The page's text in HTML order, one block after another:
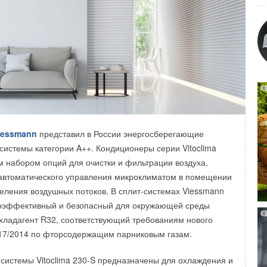
представил в России энергосберегающие
категории A++. Кондиционеры серии Vitoclima
набором опций для очистки и фильтрации воздуха,
управления микроклиматом в помещении
воздушных потоков. В сплит-системах Viessmann
и безопасный для окружающей среды
R32, соответствующий требованиям нового
2014 по фторсодержащим парниковым газам.
Vitoclima 230-S предназначены для охлаждения и
IT-инфраструктуры Технопарка «
Русклимат
новое оборудование серверных помещений, которое
в автоматизации производства, гарантирует скорость и
всех резидентов.
Ежегодно на его территории запускаются
отрасли. Эффективность реализации задач по
нуждается в IT-сопровождении и полной
производства. При высоких темпах роста, особую
отказоустойчивость оборудования, контроль за его
доступность инфраструктуры систем обеспечения
модель мобильного кондиционераHISENSEсо
Wi-Fi и пультом дистанционного управления. Мобильные
Q относятся к высочайшему классу
А и имеют расширенный набор функций, сопоставимый
систем HISENSE.